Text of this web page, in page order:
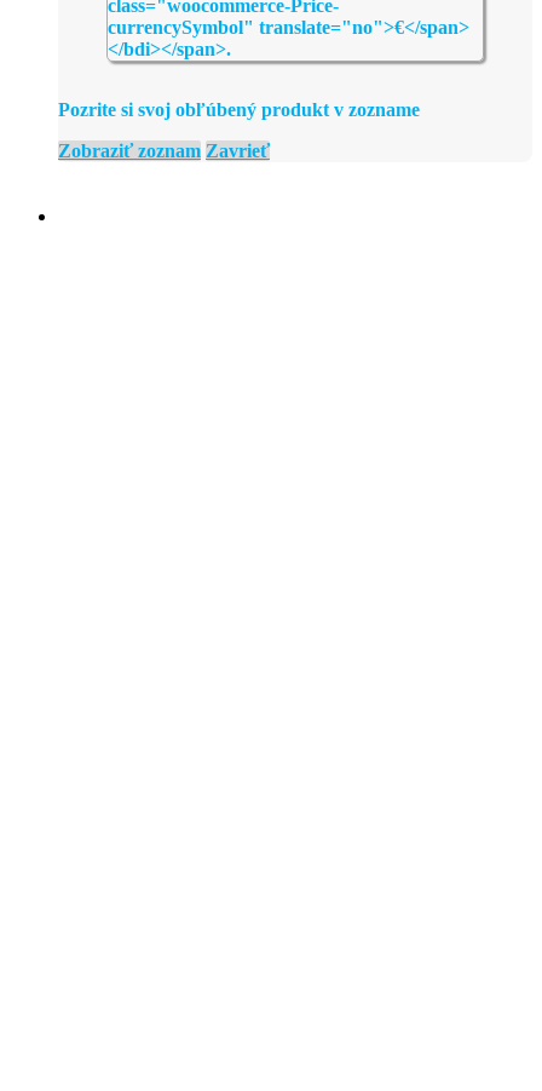
Pozrite si svoj obľúbený produkt v zozname
Zobraziť zoznam Zavrieť